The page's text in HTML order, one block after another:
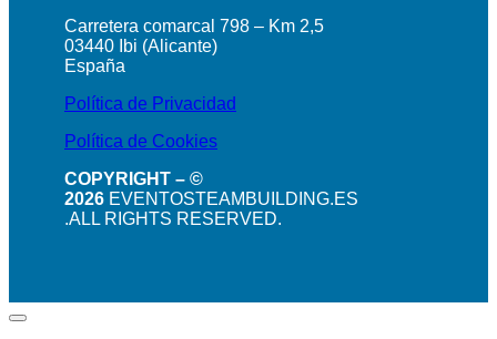
Carretera comarcal 798 – Km 2,5
03440 Ibi (Alicante)
España
Política de Privacidad
Política de Cookies
COPYRIGHT – ©
2026 EVENTOSTEAMBUILDING.ES
.ALL RIGHTS RESERVED.